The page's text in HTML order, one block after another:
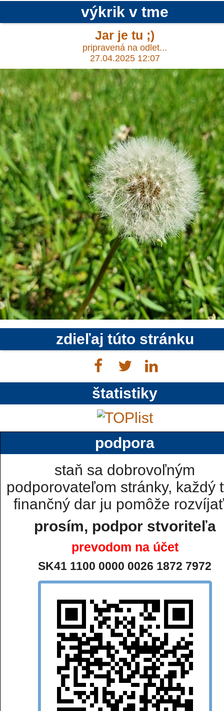
výkrik v tme
Jar je tu ;)
pripravená na odlet...
27.04.2025 12:07
zdieľaj túto stránku
štatistiky
podpora
staň sa dobrovoľným
podporovateľom stránky, každý
finančný dar ju pomôže
prosím, podpor stvoriteľa
prevodom na účet
SK41 1100 0000 0026 1872 7972